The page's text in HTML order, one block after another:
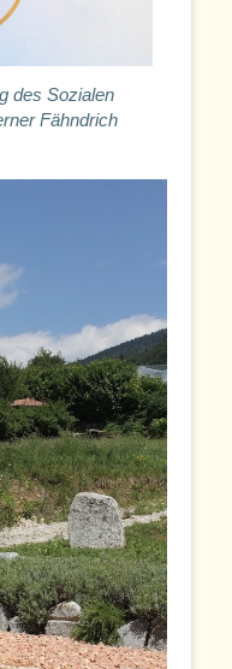
des Sozialen
Fähndrich